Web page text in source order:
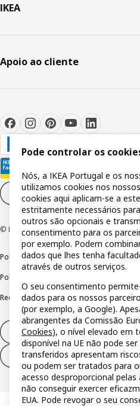
IKEA
Apoio ao cliente
Definições de cookies
© Inter IKEA Systems B.V 1999-2026
Política de privacidadePolítica de
Política de divulgação responsável
Reclamações e resolução de litígios
Direito de livre resolução
Direito de livre resolução
Pode controlar os
Nós, a IKEA Portugal e os
utilizamos cookies nos
cookies aqui aplicam-se a
estritamente necessários
outros são opcionais e
consentimento para os
por exemplo. Podem
dados que lhes tenha
através de outros serviços.
O seu consentimento
dados para os nossos
(por exemplo, a Google).
abrangentes da Comissão
Cookies), o nível elevado em
disponível na UE não pode
transferidos apresentam
ou podem ser tratados para
acesso desproporcional
não conseguir exercer
EUA. Pode revogar o seu